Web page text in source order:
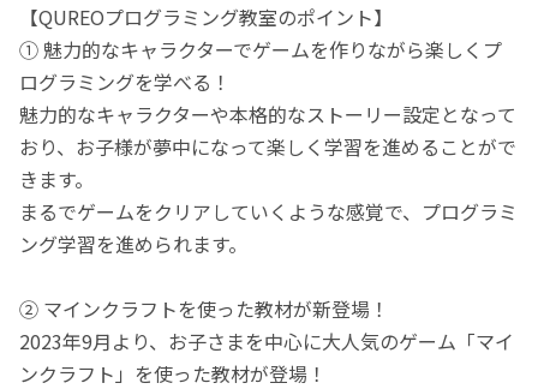
【QUREOプログラミング教室のポイント】
① 魅力的なキャラクターでゲームを作りながら楽しくプ
ログラミングを学べる！
魅力的なキャラクターや本格的なストーリー設定となって
おり、お子様が夢中になって楽しく学習を進めることがで
きます。
まるでゲームをクリアしていくような感覚で、プログラミ
ング学習を進められます。
② マインクラフトを使った教材が新登場！
2023年9月より、お子さまを中心に大人気のゲーム「マイ
ンクラフト」を使った教材が登場！